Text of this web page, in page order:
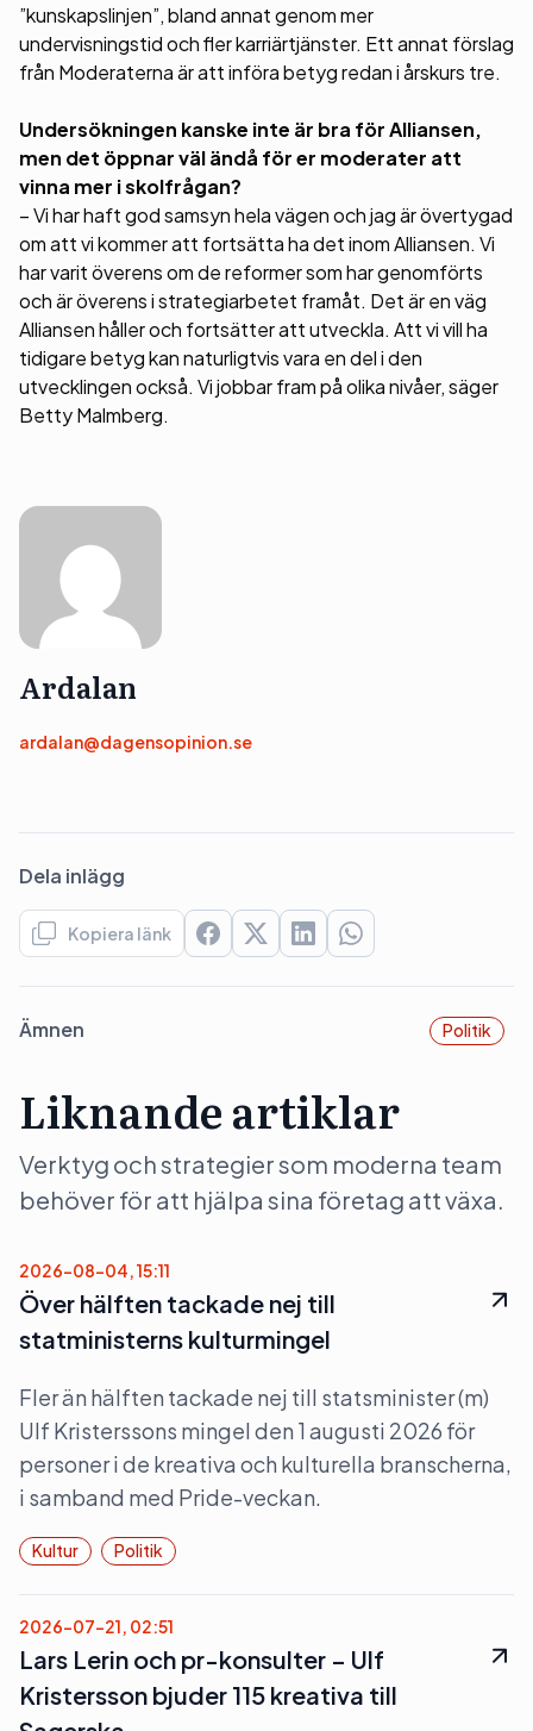
”kunskapslinjen”, bland annat genom mer
undervisningstid och fler karriärtjänster. Ett annat förslag
från Moderaterna är att införa betyg redan i årskurs tre.
Undersökningen kanske inte är bra för Alliansen,
men det öppnar väl ändå för er moderater att
vinna mer i skolfrågan?
– Vi har haft god samsyn hela vägen och jag är övertygad
om att vi kommer att fortsätta ha det inom Alliansen. Vi
har varit överens om de reformer som har genomförts
och är överens i strategiarbetet framåt. Det är en väg
Alliansen håller och fortsätter att utveckla. Att vi vill ha
tidigare betyg kan naturligtvis vara en del i den
utvecklingen också. Vi jobbar fram på olika nivåer, säger
Betty Malmberg.
Ardalan
ardalan@dagensopinion.se
Dela inlägg
Kopiera länk
Ämnen Politik
Liknande artiklar
Verktyg och strategier som moderna team
behöver för att hjälpa sina företag att växa.
2026-08-04, 15:11
Över hälften tackade nej till
statministerns kulturmingel
Fler än hälften tackade nej till statsminister (m)
Ulf Kristerssons mingel den 1 augusti 2026 för
personer i de kreativa och kulturella branscherna,
i samband med Pride-veckan.
Kultur Politik
2026-07-21, 02:51
Lars Lerin och pr-konsulter – Ulf
Kristersson bjuder 115 kreativa till